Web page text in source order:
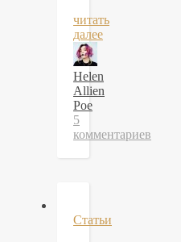
читать
далее
Helen
Allien
Poe
5
комментариев
Статьи